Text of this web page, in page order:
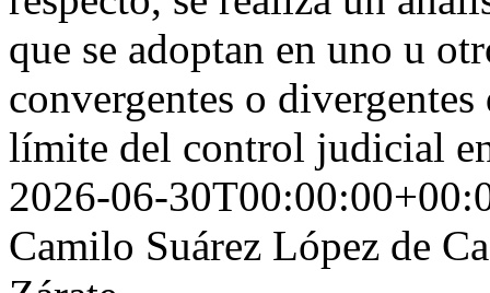
que se adoptan en uno u
convergentes o
límite del control judicial
2026-06-
Camilo Suárez López de